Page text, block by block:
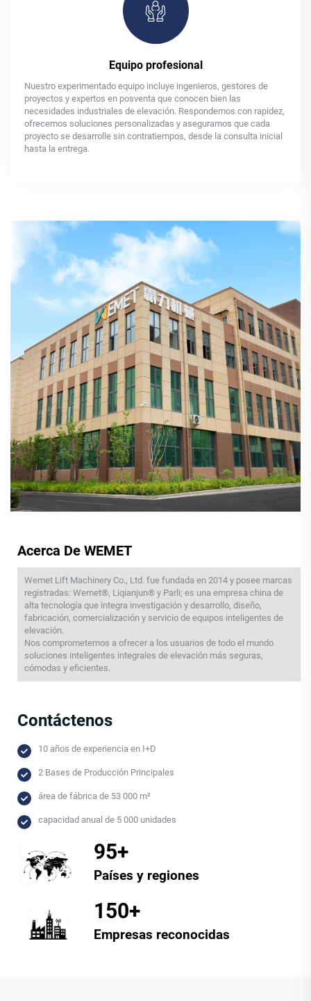
Equipo profesional
Nuestro experimentado equipo incluye ingenieros, gestores de
proyectos y expertos en posventa que conocen bien las
necesidades industriales de elevación. Respondemos con rapidez,
ofrecemos soluciones personalizadas y aseguramos que cada
proyecto se desarrolle sin contratiempos, desde la consulta inicial
hasta la entrega.
Acerca De WEMET
Wemet Lift Machinery Co., Ltd. fue fundada en 2014 y posee marcas
registradas: Wemet®, Liqianjun® y Parli; es una empresa china de
alta tecnología que integra investigación y desarrollo, diseño,
fabricación, comercialización y servicio de equipos inteligentes de
elevación.
Nos comprometemos a ofrecer a los usuarios de todo el mundo
soluciones inteligentes integrales de elevación más seguras,
cómodas y eficientes.
Contáctenos
10 años de experiencia en I+D
2 Bases de Producción Principales
área de fábrica de 53 000 m²
capacidad anual de 5 000 unidades
95+
Países y regiones
150+
Empresas reconocidas